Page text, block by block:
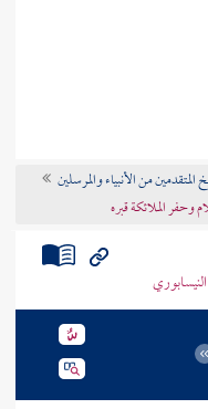
من الأنبياء والمرسلين
وحفر الملائكة قبره